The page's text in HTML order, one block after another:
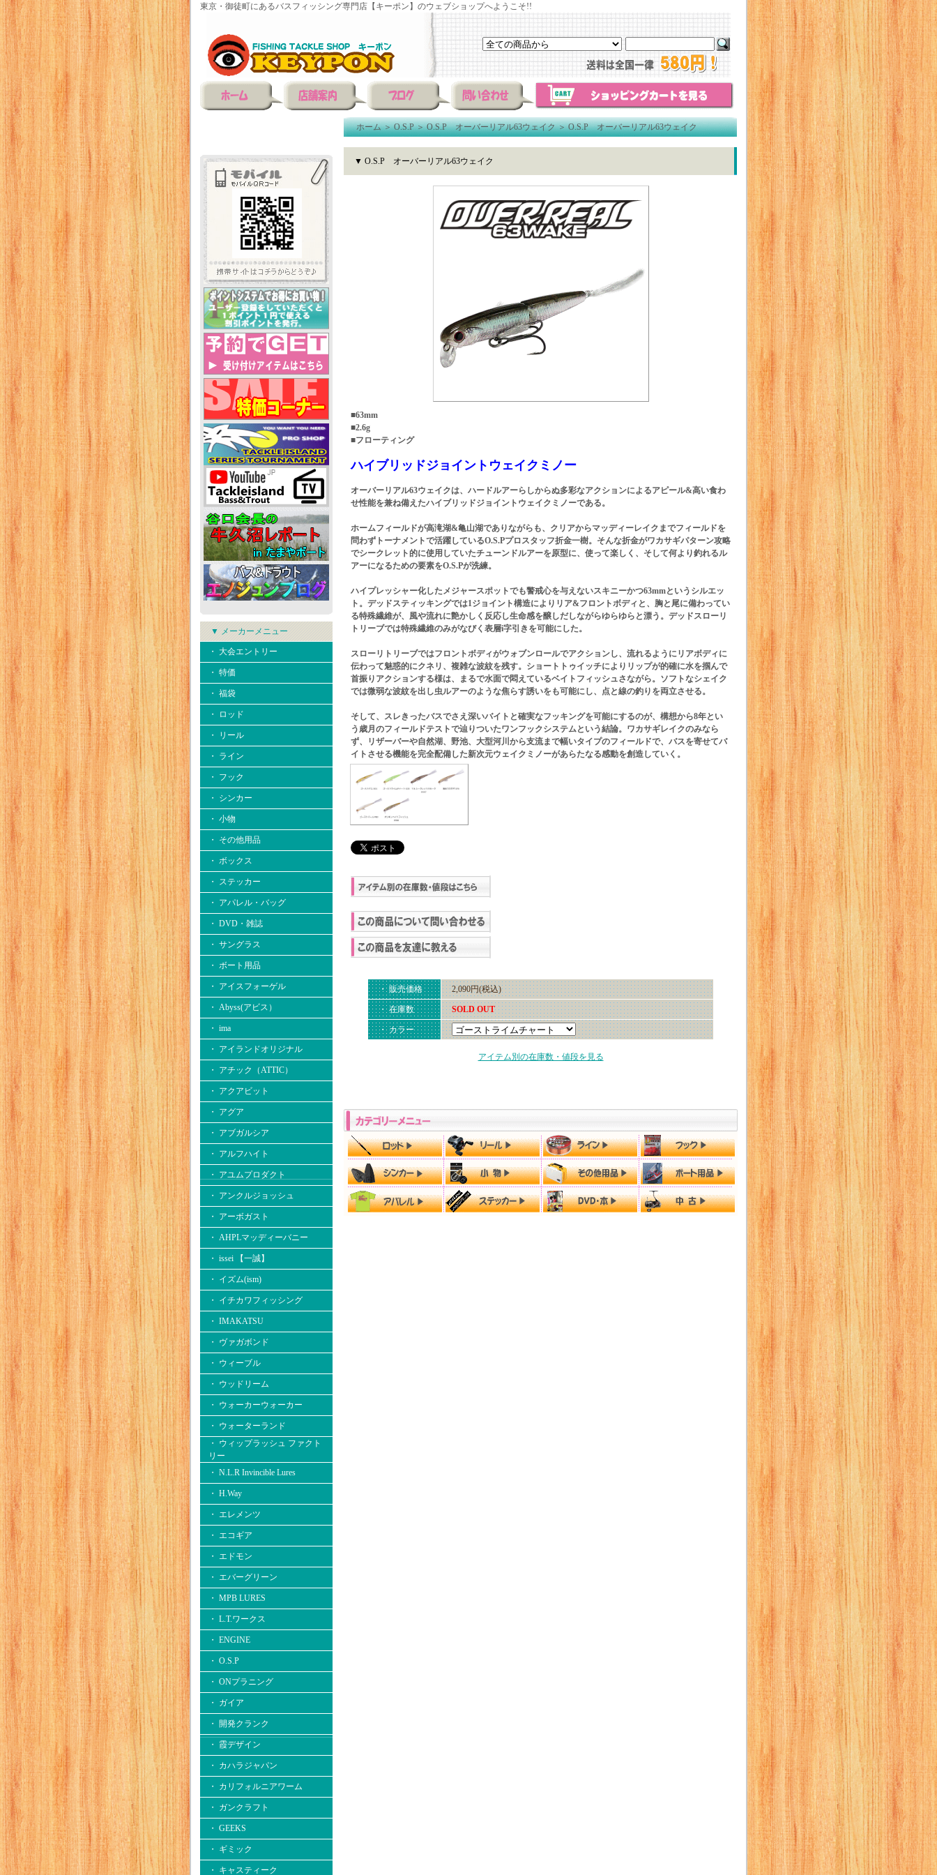
東京・御徒町にあるバスフィッシング専門店【キーポン】のウェブショップへようこそ!!
▼ メーカーメニュー
・ 大会エントリー
・ 特価
・ 福袋
・ ロッド
・ リール
・ ライン
・ フック
・ シンカー
・ 小物
・ その他用品
・ ボックス
・ ステッカー
・ アパレル・バッグ
・ DVD・雑誌
・ サングラス
・ ボート用品
・ アイスフォーゲル
・ Abyss(アビス）
・ ima
・ アイランドオリジナル
・ アチック（ATTIC）
・ アクアビット
・ アグア
・ アブガルシア
・ アルフハイト
・ アユムプロダクト
・ アンクルジョッシュ
・ アーボガスト
・ AHPLマッディーバニー
・ issei 【一誠】
・ イズム(ism)
・ イチカワフィッシング
・ IMAKATSU
・ ヴァガボンド
・ ウィーブル
・ ウッドリーム
・ ウォーカーウォーカー
・ ウォーターランド
・ ウィップラッシュ ファクト
リー
・ N.L.R Invincible Lures
・ H.Way
・ エレメンツ
・ エコギア
・ エドモン
・ エバーグリーン
・ MPB LURES
・ L.T.ワークス
・ ENGINE
・ O.S.P
・ ONプラニング
・ ガイア
・ 開発クランク
・ 霞デザイン
・ カハラジャパン
・ カリフォルニアワーム
・ ガンクラフト
・ GEEKS
・ ギミック
・ キャスティーク
ホーム＞O.S.P＞O.S.P オーバーリアル63ウェイク＞O.S.P オーバーリアル63ウェイク
▼ O.S.P オーバーリアル63ウェイク
■63mm
■2.6g
■フローティング
ハイブリッドジョイントウェイクミノー
オーバーリアル63ウェイクは、ハードルアーらしからぬ多彩なアクションによるアピール&高い食わ
せ性能を兼ね備えたハイブリッドジョイントウェイクミノーである。
ホームフィールドが高滝湖&亀山湖でありながらも、クリアからマッディーレイクまでフィールドを
問わずトーナメントで活躍しているO.S.Pプロスタッフ折金一樹。そんな折金がワカサギパターン攻略
でシークレット的に使用していたチューンドルアーを原型に、使って楽しく、そして何より釣れるル
アーになるための要素をO.S.Pが洗練。
ハイプレッシャー化したメジャースポットでも警戒心を与えないスキニーかつ63mmというシルエッ
ト。デッドスティッキングでは1ジョイント構造によりリア&フロントボディと、胸と尾に備わってい
る特殊繊維が、風や流れに艶かしく反応し生命感を醸しだしながらゆらゆらと漂う。デッドスローリ
トリーブでは特殊繊維のみがなびく表層i字引きを可能にした。
スローリトリーブではフロントボディがウォブンロールでアクションし、流れるようにリアボディに
伝わって魅惑的にクネリ、複雑な波紋を残す。ショートトゥイッチによりリップが的確に水を掴んで
首振りアクションする様は、まるで水面で悶えているベイトフィッシュさながら。ソフトなシェイク
では微弱な波紋を出し虫ルアーのような焦らす誘いをも可能にし、点と線の釣りを両立させる。
そして、スレきったバスでさえ深いバイトと確実なフッキングを可能にするのが、構想から8年とい
う歳月のフィールドテストで辿りついたワンフックシステムという結論。ワカサギレイクのみなら
ず、リザーバーや自然湖、野池、大型河川から支流まで幅いタイプのフィールドで、バスを寄せてバ
イトさせる機能を完全配備した新次元ウェイクミノーがあらたなる感動を創造していく。
・ 販売価格 2,090円(税込)
・ 在庫数 SOLD OUT
・ カラー
アイテム別の在庫数・値段を見る